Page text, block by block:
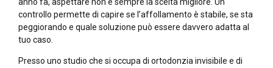
anno fa, aspettare non è sempre la scelta migliore. Un
controllo permette di capire se l’affollamento è stabile, se sta
peggiorando e quale soluzione può essere davvero adatta al
tuo caso.
Presso uno studio che si occupa di ortodonzia invisibile e di